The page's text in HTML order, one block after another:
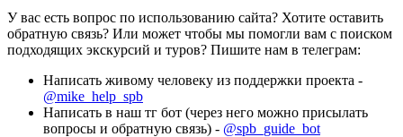
У вас есть вопрос по использованию сайта? Хотите оставить
обратную связь? Или может чтобы мы помогли вам с поиском
подходящих экскурсий и туров? Пишите нам в телеграм:
Написать живому человеку из поддержки проекта -
@mike_help_spb
Написать в наш тг бот (через него можно присылать
вопросы и обратную связь) - @spb_guide_bot